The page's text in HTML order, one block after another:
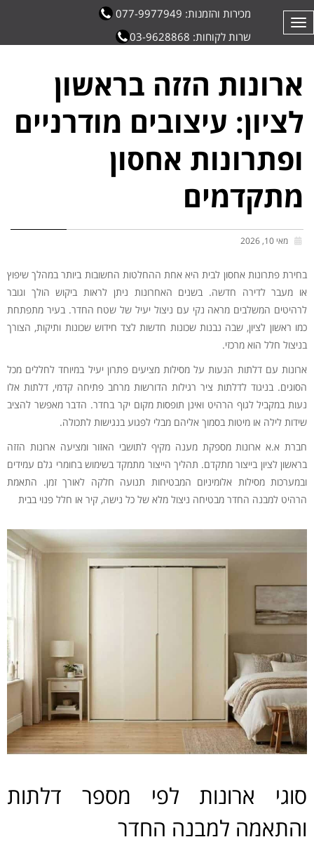
מכירות והזמנות: 077-9977949
שרות לקוחות: 03-9628868
תפריט
ארונות הזזה בראשון
לציון: עיצובים מודרניים
ופתרונות אחסון
מתקדמים
מאי 10, 2026
בחירת פתרונות אחסון לבית היא אחת ההחלטות החשובות ביותר במהלך שיפוץ
או מעבר לדירה חדשה. בשנים האחרונות ניתן לראות ביקוש הולך וגובר
לרהיטים המשלבים מראה נקי עם ניצול יעיל של שטח החדר. בעיר מתפתחת
כמו ראשון לציון, שבה נבנות שכונות חדשות לצד חידוש שכונות ותיקות, הצורך
בניצול חלל הוא מרכזי.
ארונות עם דלתות הנעות על מסילות מציעים פתרון יעיל במיוחד לחללים מכל
הסוגים. בניגוד לדלתות ציר רגילות הדורשות מרחב פתיחה קדמי, דלתות אלו
נעות במקביל לגוף הרהיט ואינן תופסות מקום יקר בחדר. הדבר מאפשר להציב
שידות לילה או מיטות בסמוך אליהם מבלי לפגוע בנגישות לתכולה.
חברת א.א ארונות מספקת מענה מקיף לתושבי האזור ומציעה ארונות הזזה
בראשון לציון בייצור מתקדם. תהליך הייצור מתמקד בשימוש בחומרי גלם עמידים
ובמערכות מסילות אלומיניום המבטיחות תנועה חלקה לאורך זמן. התאמת
הרהיט למבנה החדר מבטיחה ניצול מלא של כל נישה, קיר או חלל פנוי בבית
סוגי ארונות לפי מספר דלתות
והתאמה למבנה החדר